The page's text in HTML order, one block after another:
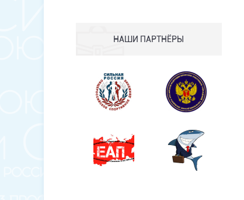
НАШИ ПАРТНЁРЫ